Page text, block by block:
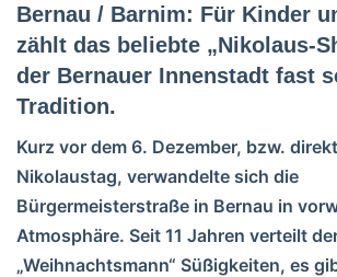
Bernau / Barnim: Für Kinder
zählt das beliebte „Nikolaus-
der Bernauer Innenstadt fast
Tradition.
Kurz vor dem 6. Dezember, bzw.
Nikolaustag, verwandelte sich die
Bürgermeisterstraße in Bernau in
Atmosphäre. Seit 11 Jahren verteilt
„Weihnachtsmann“ Süßigkeiten, es